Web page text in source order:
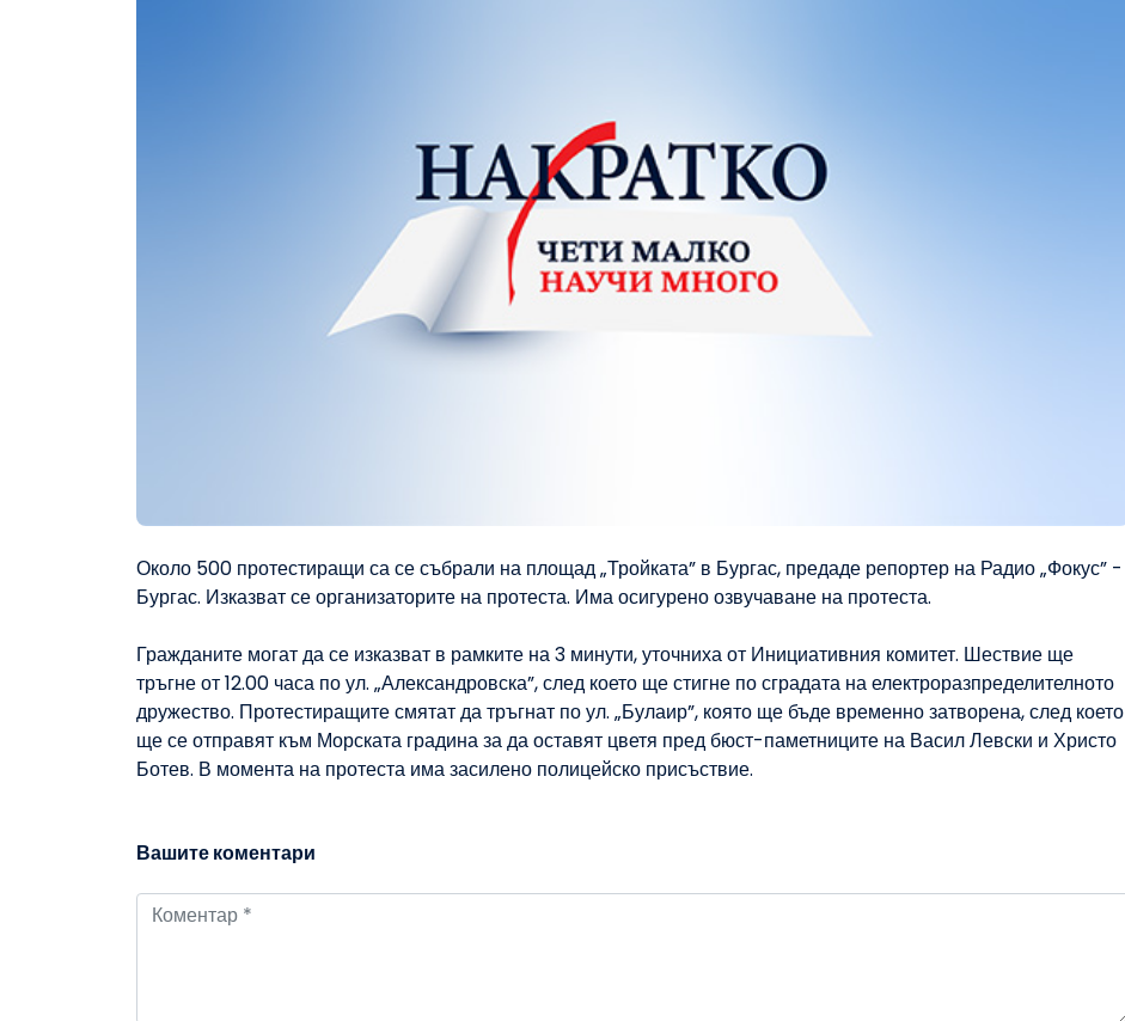
Около 500 протестиращи са се събрали на площад „Тройката” в Бургас, предаде репортер на Радио „Фокус” -
Бургас. Изказват се организаторите на протеста. Има осигурено озвучаване на протеста.
Гражданите могат да се изказват в рамките на 3 минути, уточниха от Инициативния комитет. Шествие ще
тръгне от 12.00 часа по ул. „Александровска”, след което ще стигне по сградата на електроразпределителното
дружество. Протестиращите смятат да тръгнат по ул. „Булаир”, която ще бъде временно затворена, след което
ще се отправят към Морската градина за да оставят цветя пред бюст-паметниците на Васил Левски и Христо
Ботев. В момента на протеста има засилено полицейско присъствие.
Вашите коментари